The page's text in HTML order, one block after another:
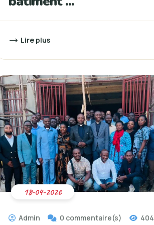
Lire plus
Admin 0 commentaire(s) 404
18-04-2026